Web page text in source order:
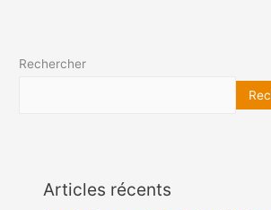
Rechercher
Articles récents